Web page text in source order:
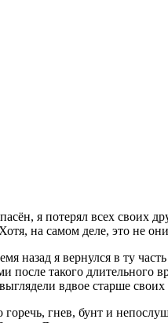
я потерял всех своих
на самом деле, это не
назад я вернулся в ту
после такого длительного
вдвое старше
горечь, гнев, бунт и